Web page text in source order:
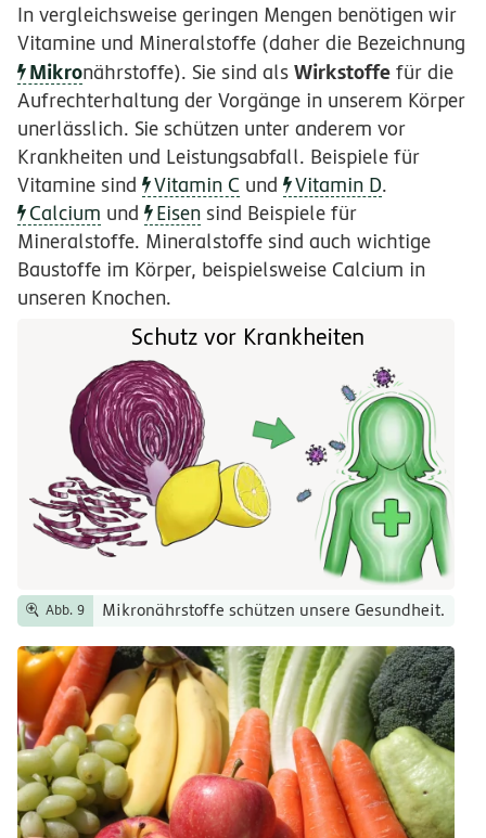
In vergleichsweise geringen Mengen benötigen wir
Vitamine und Mineralstoffe (daher die Bezeichnung
Mikronährstoffe). Sie sind als Wirkstoffe für die
Aufrechterhaltung der Vorgänge in unserem Körper
unerlässlich. Sie schützen unter anderem vor
Krankheiten und Leistungsabfall. Beispiele für
Vitamine sind
Vitamin C und Vitamin D.
Calcium und Eisen sind Beispiele für
Mineralstoffe. Mineralstoffe sind auch wichtige
Baustoffe im Körper, beispielsweise Calcium in
unseren Knochen.
Schutz vor Krankheiten
Abb. 9 Mikronährstoffe schützen unsere Gesundheit.